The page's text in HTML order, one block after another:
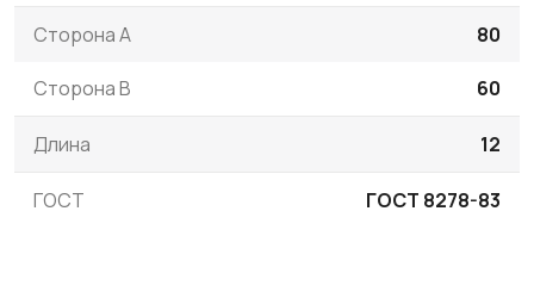
Сторона A 80
Сторона B 60
Длина 12
ГОСТ ГОСТ 8278-83